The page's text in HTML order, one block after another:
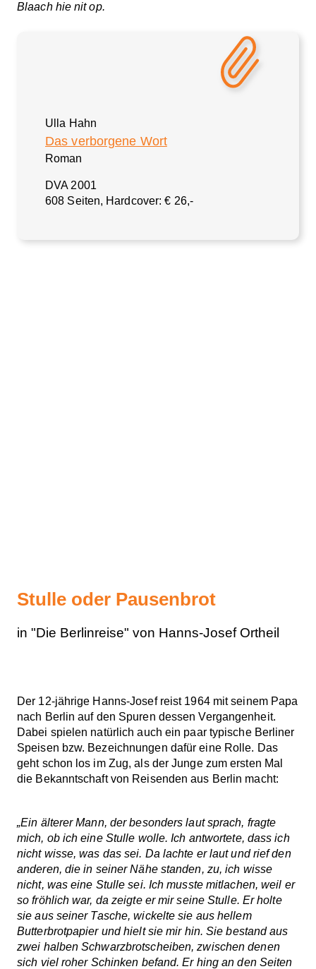
Blaach hie nit op.
Ulla Hahn
Das verborgene Wort
Roman
DVA 2001
608 Seiten, Hardcover: € 26,-
Stulle oder Pausenbrot
in "Die Berlinreise" von Hanns-Josef Ortheil
Der 12-jährige Hanns-Josef reist 1964 mit seinem Papa
nach Berlin auf den Spuren dessen Vergangenheit.
Dabei spielen natürlich auch ein paar typische Berliner
Speisen bzw. Bezeichnungen dafür eine Rolle. Das
geht schon los im Zug, als der Junge zum ersten Mal
die Bekanntschaft von Reisenden aus Berlin macht:
„Ein älterer Mann, der besonders laut sprach, fragte
mich, ob ich eine Stulle wolle. Ich antwortete, dass ich
nicht wisse, was das sei. Da lachte er laut und rief den
anderen, die in seiner Nähe standen, zu, ich wisse
nicht, was eine Stulle sei. Ich musste mitlachen, weil er
so fröhlich war, da zeigte er mir seine Stulle. Er holte
sie aus seiner Tasche, wickelte sie aus hellem
Butterbrotpapier und hielt sie mir hin. Sie bestand aus
zwei halben Schwarzbrotscheiben, zwischen denen
sich viel roher Schinken befand. Er hing an den Seiten